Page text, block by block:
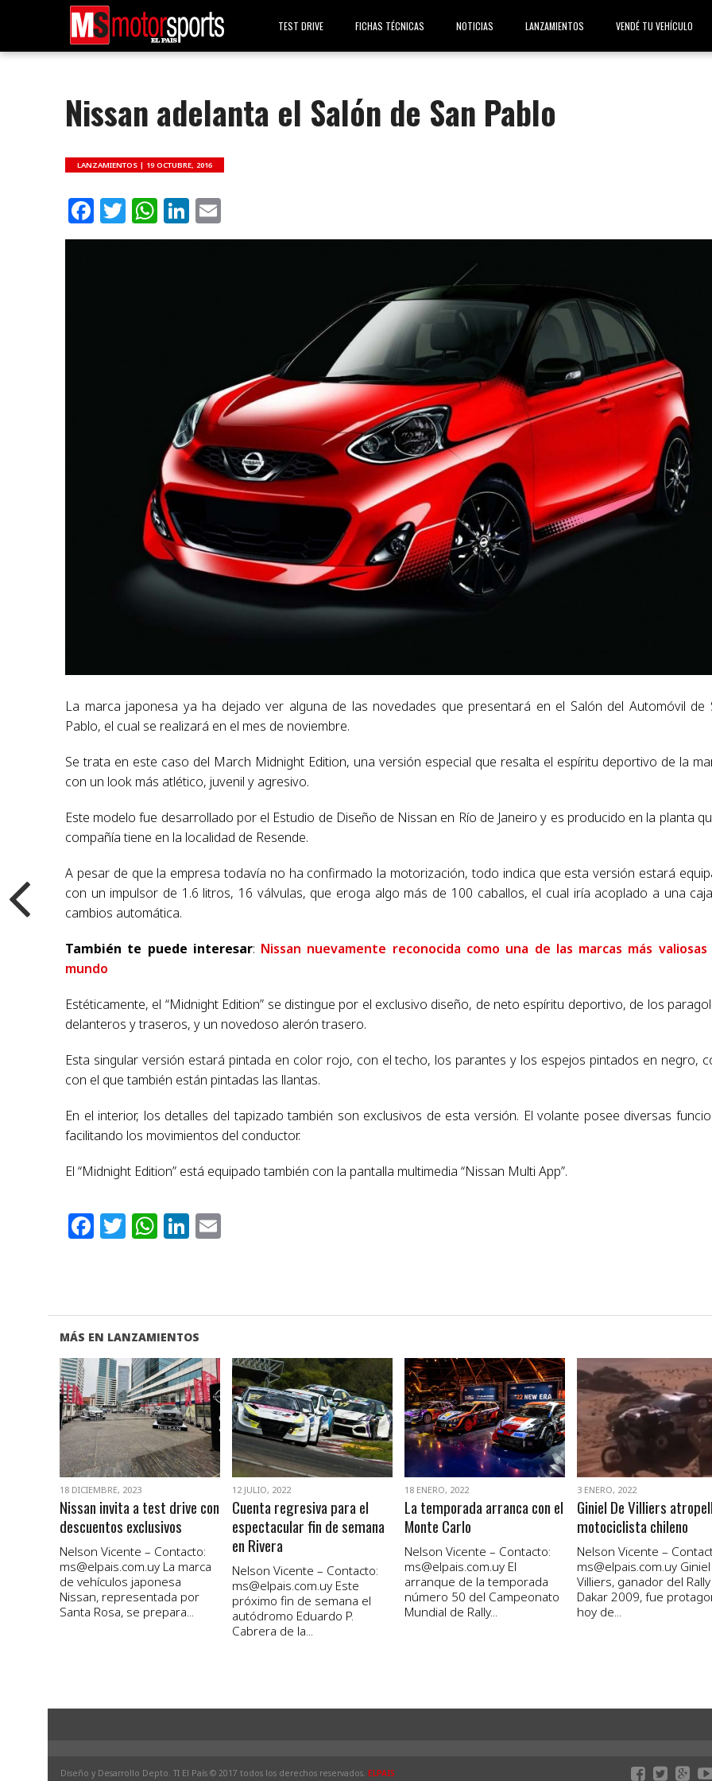
TEST DRIVE FICHAS TÉCNICAS NOTICIAS LANZAMIENTOS VENDÉ TU VEHÍCULO
Nissan adelanta el Salón de San Pablo
LANZAMIENTOS | 19 OCTUBRE, 2016
Facebook
Twitter
WhatsApp
LinkedIn
La marca japonesa ya ha dejado ver alguna de las novedades que presentará en el Salón del Automóvil de
Pablo, el cual se realizará en el mes de noviembre.
Se trata en este caso del March Midnight Edition, una versión especial que resalta el espíritu deportivo de la
con un look más atlético, juvenil y agresivo.
Este modelo fue desarrollado por el Estudio de Diseño de Nissan en Río de Janeiro y es producido en la planta
compañía tiene en la localidad de Resende.
A pesar de que la empresa todavía no ha confirmado la motorización, todo indica que esta versión estará
con un impulsor de 1.6 litros, 16 válvulas, que eroga algo más de 100 caballos, el cual iría acoplado a una
cambios automática.
También te puede interesar: Nissan nuevamente reconocida como una de las marcas más
mundo
Estéticamente, el “Midnight Edition” se distingue por el exclusivo diseño, de neto espíritu deportivo, de los
delanteros y traseros, y un novedoso alerón trasero.
Esta singular versión estará pintada en color rojo, con el techo, los parantes y los espejos pintados en negro,
con el que también están pintadas las llantas.
En el interior, los detalles del tapizado también son exclusivos de esta versión. El volante posee diversas
facilitando los movimientos del conductor.
El “Midnight Edition” está equipado también con la pantalla multimedia “Nissan Multi App”.
Facebook
Twitter
WhatsApp
LinkedIn
MÁS EN LANZAMIENTOS
VER NOTA
18 DICIEMBRE, 2023
Nissan invita a test drive con
descuentos exclusivos
Nelson Vicente – Contacto:
ms@elpais.com.uyLa marca
de vehículos japonesa
Nissan, representada por
Santa Rosa, se prepara...
VER NOTA
12 JULIO, 2022
Cuenta regresiva para el
espectacular fin de semana
en Rivera
Nelson Vicente – Contacto:
ms@elpais.com.uyEste
próximo fin de semana el
autódromo Eduardo P.
Cabrera de la...
VER NOTA
18 ENERO, 2022
La temporada arranca con el
Monte Carlo
Nelson Vicente – Contacto:
ms@elpais.com.uyEl
arranque de la temporada
número 50 del Campeonato
Mundial de Rally...
VER NOTA
3 ENERO, 2022
Giniel De Villiers
motociclista chileno
Nelson Vicente –
ms@elpais.com.uy
Villiers, ganador del Rally
Dakar 2009, fue
hoy de...
Diseño y Desarrollo Depto. TI El País © 2017 todos los derechos reservados. ELPAIS